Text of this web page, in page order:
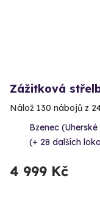
Zážitková
Nálož 130 nábojů z
Bzenec
(+ 28 dalších
4 999 Kč